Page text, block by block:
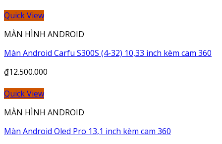
Quick View
MÀN HÌNH ANDROID
Màn Android Carfu S300S (4-32) 10,33 inch kèm cam 360
₫12.500.000
Quick View
MÀN HÌNH ANDROID
Màn Android Oled Pro 13,1 inch kèm cam 360